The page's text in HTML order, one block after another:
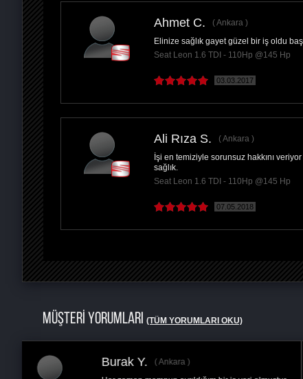
Ahmet C.
Ankara
Elinize sağlık gayet güzel bir iş oldu
Seat Leon 1.6 TDI - 110Hp @145 Hp
03.03.2017
Ali Rıza S.
Ankara
İşi en temiziyle sorunsuz hakkını
sağlık.
Seat Leon 1.6 TDI - 110Hp @145 Hp
07.05.2018
MÜŞTERİ YORUMLARI (TÜM YORUMLARI OKU)
Akın E.
Ankara